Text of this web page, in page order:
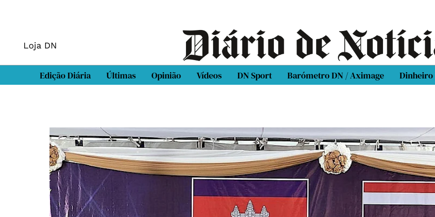
Loja DN
Edição Diária Últimas Opinião Vídeos DN Sport Barómetro DN / Aximage Dinheiro